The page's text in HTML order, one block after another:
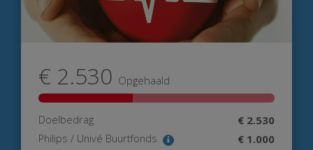
€ 2.530 Opgehaald
Doelbedrag € 2.530
Philips / Univé Buurtfonds € 1.000